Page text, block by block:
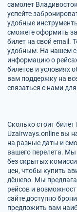
самолет
успейте
удобные
сможете оформить
билет на свой email.
удобным. На нашем
информацию о
билетов и условиях
вам поддержку на
связаться с нами
Сколько стоит
Uzairways.online вы
на разные даты и
вашего перелета.
без скрытых
цен, чтобы купить
дёшево. Мы
рейсов и
сайте доступно
предложить вам